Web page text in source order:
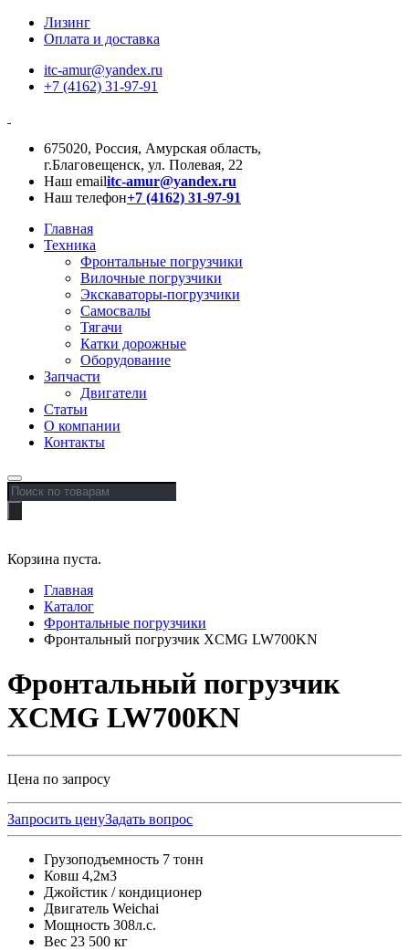
Лизинг
Оплата и доставка
itc-amur@yandex.ru
+7 (4162) 31-97-91
675020, Россия, Амурская область,
г.Благовещенск, ул. Полевая, 22
Наш emailitc-amur@yandex.ru
Наш телефон+7 (4162) 31-97-91
Главная
Техника
Фронтальные погрузчики
Вилочные погрузчики
Экскаваторы-погрузчики
Самосвалы
Тягачи
Катки дорожные
Оборудование
Запчасти
Двигатели
Статьи
О компании
Контакты
Поиск
товаров
Корзина пуста.
Главная
Каталог
Фронтальные погрузчики
Фронтальный погрузчик XCMG LW700KN
Фронтальный погрузчик
XCMG LW700KN
Цена по запросу
Запросить ценуЗадать вопрос
Грузоподъемность 7 тонн
Ковш 4,2м3
Джойстик / кондиционер
Двигатель Weichai
Мощность 308л.с.
Вес 23 500 кг